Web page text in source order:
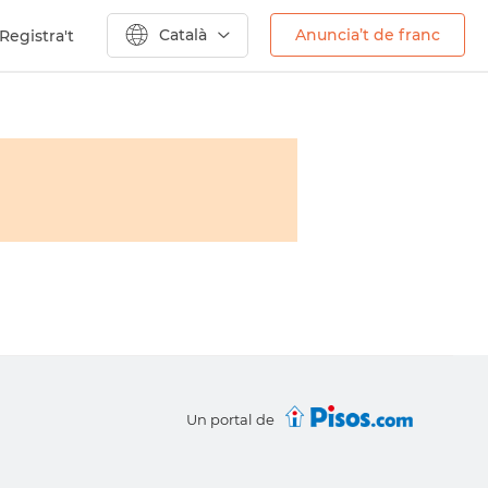
Registra't Català Anuncia’t de franc
Un portal de